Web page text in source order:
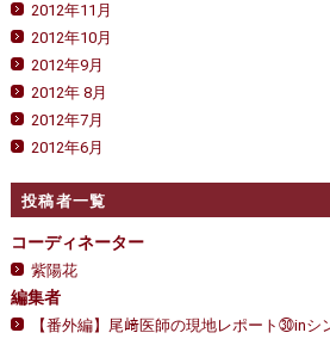
2012年11月
2012年10月
2012年9月
2012年 8月
2012年7月
2012年6月
投稿者一覧
コーディネーター
紫陽花
編集者
【番外編】尾﨑医師の現地レポート㉚inシ